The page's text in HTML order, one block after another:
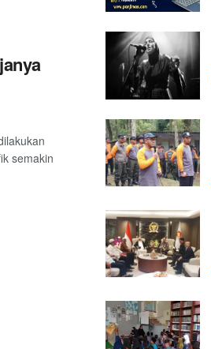
semakin